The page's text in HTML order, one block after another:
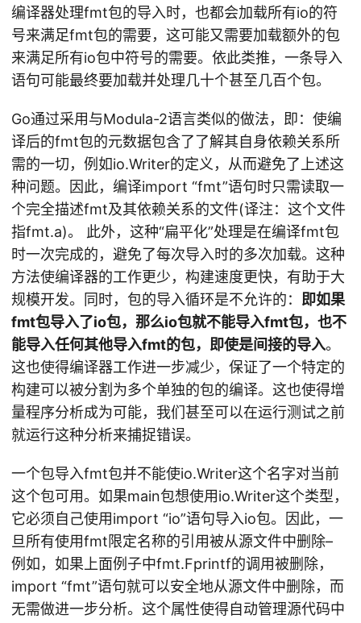
编译器处理fmt包的导入时，也都会加载所有io的符
号来满足fmt包的需要，这可能又需要加载额外的包
来满足所有io包中符号的需要。依此类推，一条导入
语句可能最终要加载并处理几十个甚至几百个包。
Go通过采用与Modula-2语言类似的做法，即：使编
译后的fmt包的元数据包含了了解其自身依赖关系所
需的一切，例如io.Writer的定义，从而避免了上述这
种问题。因此，编译import “fmt”语句时只需读取一
个完全描述fmt及其依赖关系的文件(译注：这个文件
指fmt.a)。 此外，这种“扁平化”处理是在编译fmt包
时一次完成的，避免了每次导入时的多次加载。这种
方法使编译器的工作更少，构建速度更快，有助于大
规模开发。同时，包的导入循环是不允许的： 即如果
fmt包导入了io包，那么io包就不能导入fmt包，也不
能导入任何其他导入fmt的包，即使是间接的导入。
这也使得编译器工作进一步减少，保证了一个特定的
构建可以被分割为多个单独的包的编译。这也使得增
量程序分析成为可能，我们甚至可以在运行测试之前
就运行这种分析来捕捉错误。
一个包导入fmt包并不能使io.Writer这个名字对当前
这个包可用。如果main包想使用io.Writer这个类型，
它必须自己使用import “io”语句导入io包。因此，一
旦所有使用fmt限定名称的引用被从源文件中删除–
例如，如果上面例子中fmt.Fprintf的调用被删除，
import “fmt”语句就可以安全地从源文件中删除，而
无需做进一步分析。这个属性使得自动管理源代码中